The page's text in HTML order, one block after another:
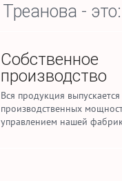
Треанова - это:
Собственное
производство
Вся продукция
производственных
управлением нашей